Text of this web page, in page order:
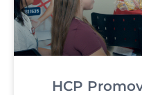
HCP